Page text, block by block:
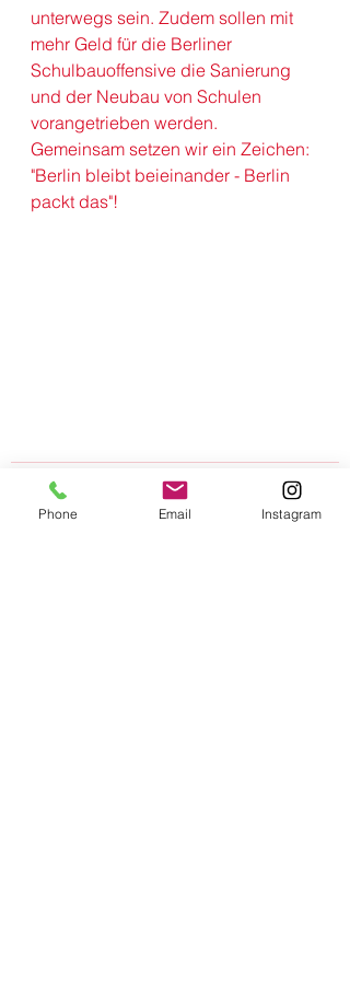
unterwegs sein. Zudem sollen mit
mehr Geld für die Berliner
Schulbauoffensive die Sanierung
und der Neubau von Schulen
vorangetrieben werden.
Gemeinsam setzen wir ein Zeichen:
"Berlin bleibt beieinander - Berlin
packt das"!
Phone Email Instagram